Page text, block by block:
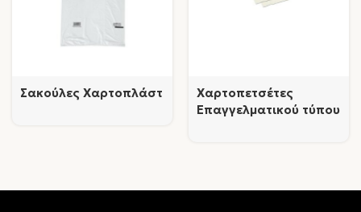
Σακούλες Χαρτοπλάστ
Χαρτοπετσέτες
Επαγγελματικού τύπου